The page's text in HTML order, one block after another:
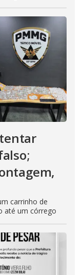
carrinho de
até um córrego